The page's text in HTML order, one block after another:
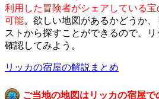
利用した冒険者がシェアしている
可能。欲しい地図があるかどうか
ストから探すことができるので、
確認してみよう。
リッカの宿屋の解説まとめ
ご当地の地図はリッカの宿屋で